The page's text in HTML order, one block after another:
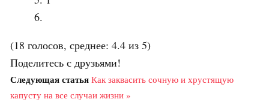
(18 голосов, среднее: 4.4 из 5)
Поделитесь с друзьями!
Следующая статья Как заквасить сочную и хрустящую
капусту на все случаи жизни »